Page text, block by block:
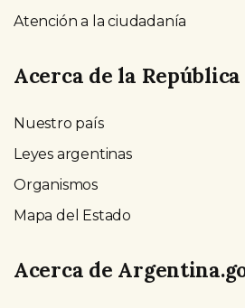
Atención a la ciudadanía
Acerca de la
Nuestro país
Leyes argentinas
Organismos
Mapa del Estado
Acerca de